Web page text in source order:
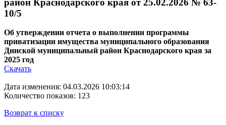
10/5
Об утверждении отчета о выполнении программы
приватизации имущества муниципального образования
Динской муниципальный район Краснодарского края за
2025 год
Скачать
Дата изменения: 04.03.2026 10:03:14
Количество показов: 123
Возврат к списку